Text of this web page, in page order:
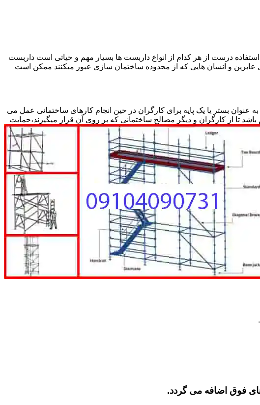
درست از هر کدام از انواع داربست ها بسیار مهم و حیاتی است داربست
و انسان هایی که از محدوده ساختمان سازی عبور میکنند ممکن است
بستر یا یک پایه برای کارگران در حین انجام کارهای ساختمانی عمل می
تا از کارگران و دیگر مصالح ساختمانی که بر روی آن قرار میگیرند،حمایت